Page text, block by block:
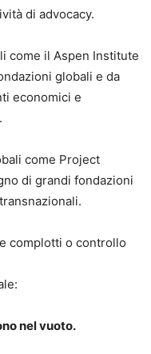
di advocacy.
come il Aspen Institute
globali e da
economici e
come Project
di grandi fondazioni
complotti o controllo
nel vuoto.